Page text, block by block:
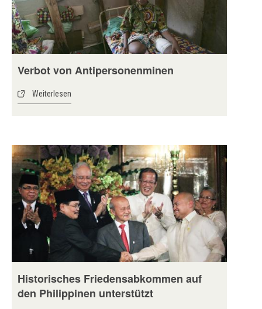
Verbot von Antipersonenminen
Weiterlesen
Historisches Friedensabkommen auf
den Philippinen unterstützt